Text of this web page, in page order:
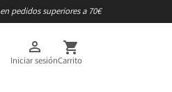
en pedidos superiores a 70€

Iniciar sesión

Carrito